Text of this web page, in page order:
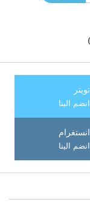
تويتر
انضم الينا
انستغرام
انضم الينا